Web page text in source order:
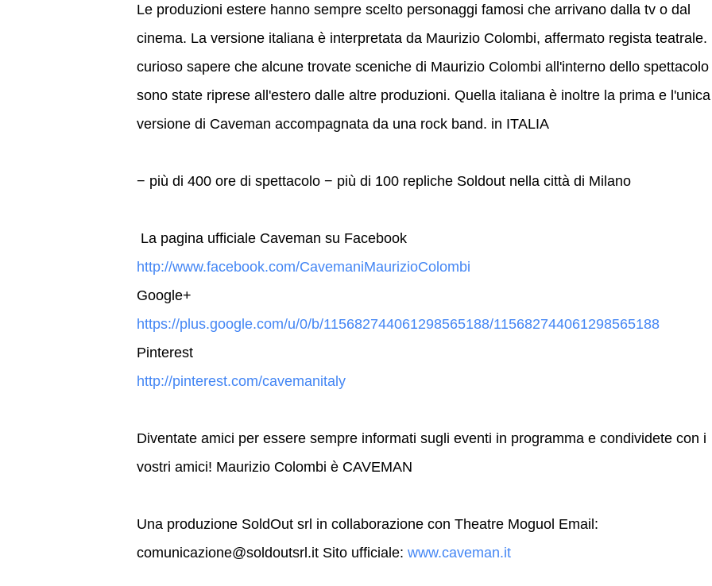
Le produzioni estere hanno sempre scelto personaggi famosi che arrivano dalla tv o dal
cinema. La versione italiana è interpretata da Maurizio Colombi, affermato regista teatrale.
curioso sapere che alcune trovate sceniche di Maurizio Colombi all'interno dello spettacolo
sono state riprese all'estero dalle altre produzioni. Quella italiana è inoltre la prima e l'unica
versione di Caveman accompagnata da una rock band. in ITALIA
− più di 400 ore di spettacolo − più di 100 repliche Soldout nella città di Milano
La pagina ufficiale Caveman su Facebook
http://www.facebook.com/CavemaniMaurizioColombi
Google+
https://plus.google.com/u/0/b/115682744061298565188/115682744061298565188
Pinterest
http://pinterest.com/cavemanitaly
Diventate amici per essere sempre informati sugli eventi in programma e condividete con i
vostri amici! Maurizio Colombi è CAVEMAN
Una produzione SoldOut srl in collaborazione con Theatre Moguol Email:
comunicazione@soldoutsrl.it Sito ufficiale: www.caveman.it